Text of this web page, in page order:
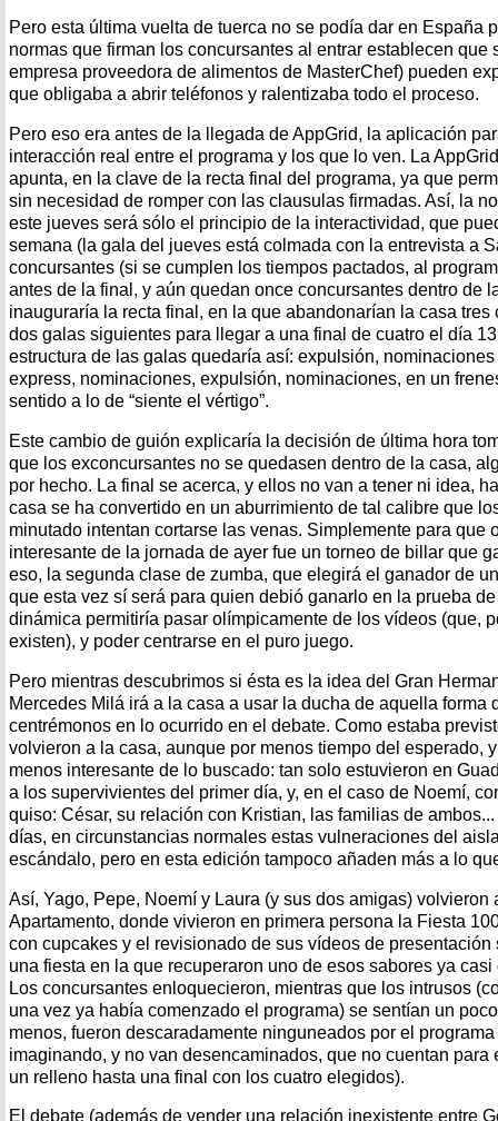
Pero esta última vuelta de tuerca no se podía dar en España
normas que firman los concursantes al entrar establecen que
empresa proveedora de alimentos de MasterChef) pueden
que obligaba a abrir teléfonos y ralentizaba todo el proceso.
Pero eso era antes de la llegada de AppGrid, la aplicación
interacción real entre el programa y los que lo ven. La
apunta, en la clave de la recta final del programa, ya que
sin necesidad de romper con las clausulas firmadas. Así, la
este jueves será sólo el principio de la interactividad, que
semana (la gala del jueves está colmada con la entrevista a
concursantes (si se cumplen los tiempos pactados, al
antes de la final, y aún quedan once concursantes dentro de
inauguraría la recta final, en la que abandonarían la casa tres
dos galas siguientes para llegar a una final de cuatro el día
estructura de las galas quedaría así: expulsión,
express, nominaciones, expulsión, nominaciones, en un
sentido a lo de “siente el vértigo”.
Este cambio de guión explicaría la decisión de última hora
que los exconcursantes no se quedasen dentro de la casa,
por hecho. La final se acerca, y ellos no van a tener ni idea,
casa se ha convertido en un aburrimiento de tal calibre que
minutado intentan cortarse las venas. Simplemente para que
interesante de la jornada de ayer fue un torneo de billar que
eso, la segunda clase de zumba, que elegirá el ganador de
que esta vez sí será para quien debió ganarlo en la prueba
dinámica permitiría pasar olímpicamente de los vídeos (que,
existen), y poder centrarse en el puro juego.
Pero mientras descubrimos si ésta es la idea del Gran
Mercedes Milá irá a la casa a usar la ducha de aquella forma
centrémonos en lo ocurrido en el debate. Como estaba
volvieron a la casa, aunque por menos tiempo del esperado,
menos interesante de lo buscado: tan solo estuvieron en
a los supervivientes del primer día, y, en el caso de Noemí,
quiso: César, su relación con Kristian, las familias de
días, en circunstancias normales estas vulneraciones del
escándalo, pero en esta edición tampoco añaden más a lo
Así, Yago, Pepe, Noemí y Laura (y sus dos amigas)
Apartamento, donde vivieron en primera persona la Fiesta
con cupcakes y el revisionado de sus vídeos de
una fiesta en la que recuperaron uno de esos sabores ya
Los concursantes enloquecieron, mientras que los intrusos
una vez ya había comenzado el programa) se sentían un
menos, fueron descaradamente ninguneados por el
imaginando, y no van desencaminados, que no cuentan para
un relleno hasta una final con los cuatro elegidos).
El debate (además de vender una relación inexistente entre